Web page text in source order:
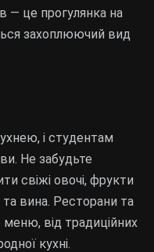
— це прогулянка на
захоплюючий вид
і студентам
Не забудьте
свіжі овочі, фрукти
та вина. Ресторани та
від традиційних
кухні.